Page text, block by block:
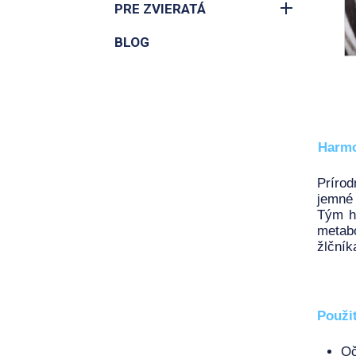
PRE ZVIERATÁ
BLOG
Tým